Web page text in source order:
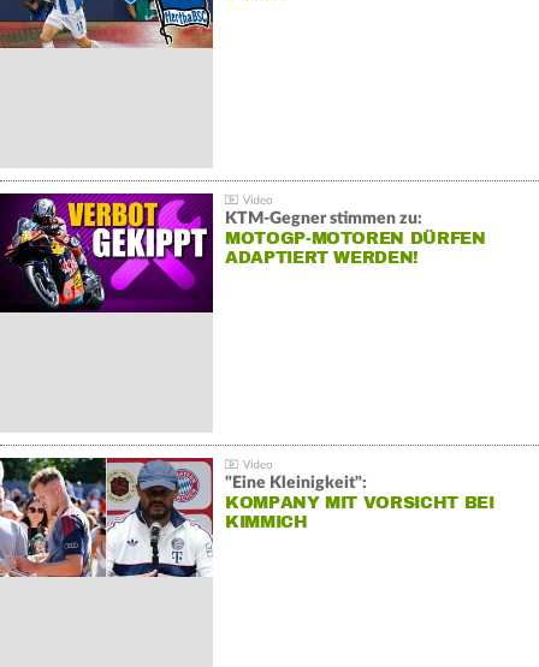
KTM-Gegner stimmen zu:
MOTOGP-MOTOREN DÜRFEN
ADAPTIERT WERDEN!
"Eine Kleinigkeit":
KOMPANY MIT VORSICHT BEI
KIMMICH